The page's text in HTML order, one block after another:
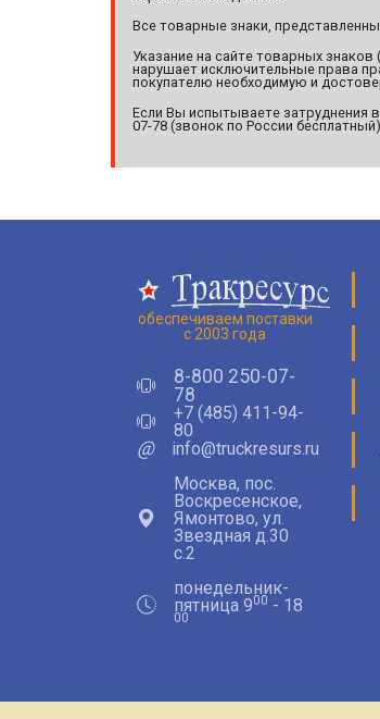
Все товарные знаки,
Указание на сайте товарных
нарушает исключительные права
покупателю необходимую и
Если Вы испытываете затруднения
07-78 (звонок по России
обеспечиваем поставки
с 2003 года
8-800 250-07-
78
+7 (485) 411-94-
80
@
info@truckresurs.ru
Москва, пос.
Воскресенское,
Ямонтово, ул.
Звездная д.30
с.2
понедельник-
пятница 900 - 18
00